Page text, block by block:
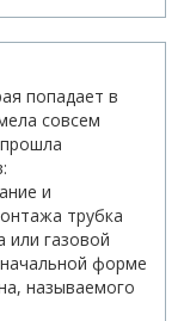
попадает в
совсем
и
трубка
газовой
форме
называемого